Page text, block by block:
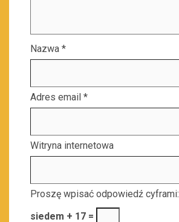
Nazwa *
Adres email *
Witryna internetowa
Proszę wpisać odpowiedź cyframi:
siedem + 17 =